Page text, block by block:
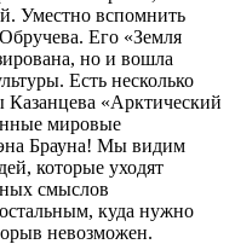
Уместно вспомнить
Его «Земля
но и вошла
Есть несколько
Казанцева «Арктический
мировые
Брауна! Мы видим
которые уходят
смыслов
куда нужно
невозможен.